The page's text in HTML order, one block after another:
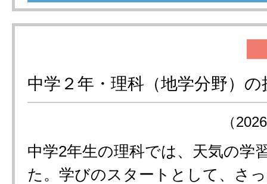
中学２年・理科（地学分野）の
（
中学2年生の理科では、天気の学
た。学びのスタートとして、さ